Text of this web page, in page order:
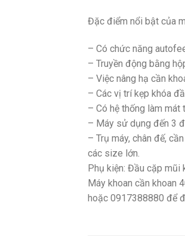
Đặc điểm nổi bật của
– Có chức năng
– Truyền động bằng
– Việc nâng hạ cần
– Các vị trí kẹp khóa
– Có hệ thống làm mát
– Máy sử dụng đến 3
– Trụ máy, chân đế,
các size lớn.
Phụ kiện: Đầu cặp mũi
Máy khoan cần khoan
hoặc 0917388880 để